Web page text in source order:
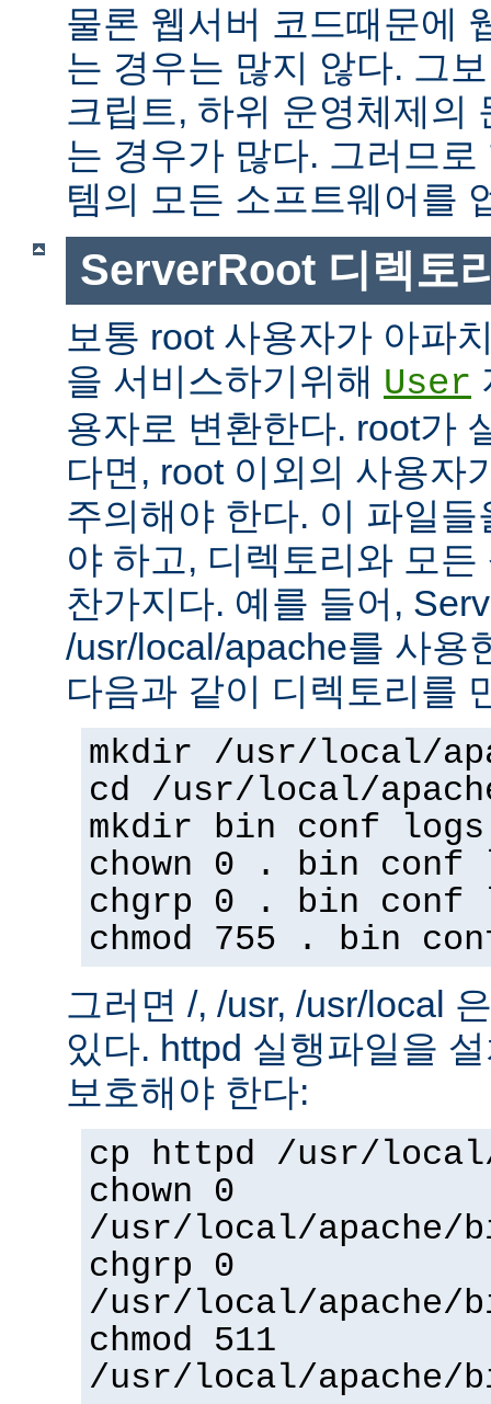
물론 웹서버 코드때문에
는 경우는 많지 않다. 그
크립트, 하위 운영체제의
는 경우가 많다. 그러므
템의 모든 소프트웨어를
ServerRoot 디렉토
보통 root 사용자가 아파
을 서비스하기위해 User
용자로 변환한다. root가
다면, root 이외의 사용자
주의해야 한다. 이 파일
야 하고, 디렉토리와 모
찬가지다. 예를 들어,
/usr/local/apache를 사용
다음과 같이 디렉토리를
mkdir /usr/local/
cd /usr/local/
mkdir bin conf logs
chown 0 . bin conf
chgrp 0 . bin conf
chmod 755 . bin
그러면 /, /usr, /usr/local
있다. httpd 실행파일을
보호해야 한다:
cp httpd /usr/
chown 0
/usr/local/apache/
chgrp 0
/usr/local/apache/
chmod 511
/usr/local/apache/